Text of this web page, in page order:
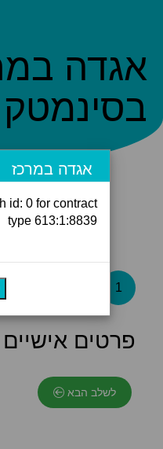
אגדה
בסינמטק 5.1.26
1
פרטים אישיים
לשלב הבא
אגדה במרכז
id: 0 for contract
type 613:1:8839